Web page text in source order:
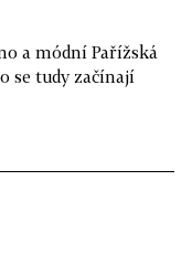
a módní Pařížská
se tudy začínají